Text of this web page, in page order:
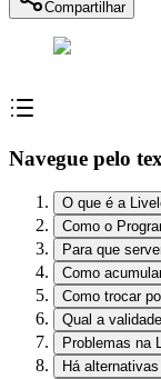
Compartilhar
Navegue pelo
O que é a
Como o
Para que
Como
Como trocar
Qual a
Problemas na
Há